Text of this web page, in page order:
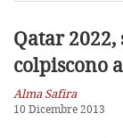
Qatar
colpiscono
Alma Safira
10 Dicembre 2013